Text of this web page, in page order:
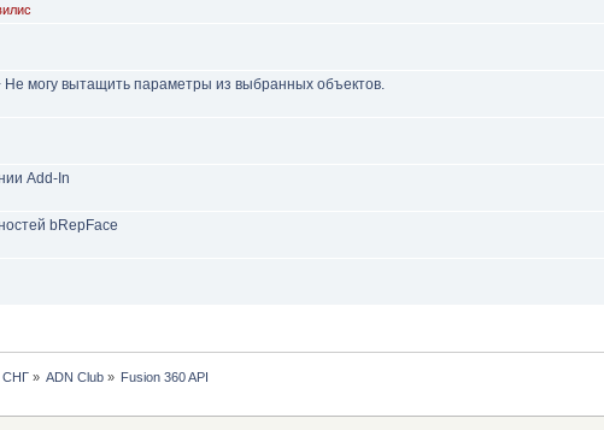
Не могу вытащить параметры из выбранных объектов.
Add-In
bRepFace
СНГ» ADN Club » Fusion 360 API